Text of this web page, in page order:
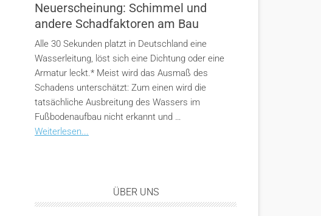
Neuerscheinung: Schimmel und
andere Schadfaktoren am Bau
Alle 30 Sekunden platzt in Deutschland eine
Wasserleitung, löst sich eine Dichtung oder eine
Armatur leckt.* Meist wird das Ausmaß des
Schadens unterschätzt: Zum einen wird die
tatsächliche Ausbreitung des Wassers im
Fußbodenaufbau nicht erkannt und …
Weiterlesen...
ÜBER UNS